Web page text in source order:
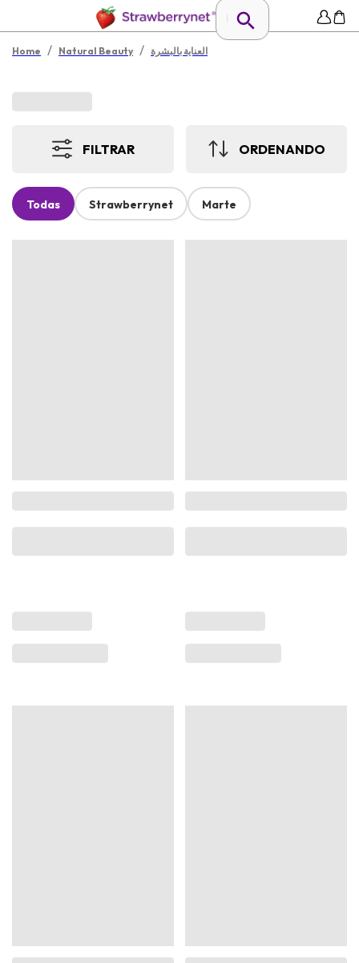
Home / Natural Beauty / العناية بالبشرة
FILTRAR ORDENANDO
Todas Strawberrynet Marte